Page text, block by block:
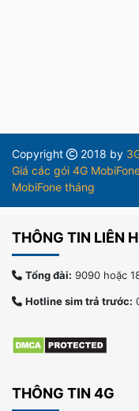
Copyright 2018 by
Giá các gói 4G
MobiFone tháng
THÔNG TIN LIÊN
Tổng đài: 9090 hoặc
Hotline sim trả trước:
THÔNG TIN 4G